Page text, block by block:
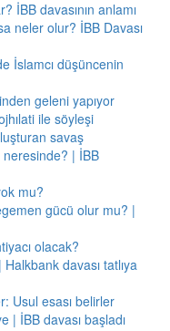
İBB davasının anlamı
neler olur? İBB Davası
İslamcı düşüncenin
geleni yapıyor
ile söyleşi
savaş
neresinde? | İBB
mu?
gücü olur mu? |
olacak?
davası tatlıya
Usul esası belirler
| İBB davası başladı